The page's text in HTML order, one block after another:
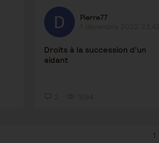
Pierre77
Droits à la succession d'un
aidant
1